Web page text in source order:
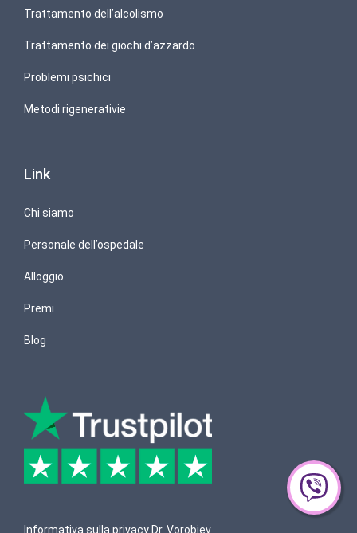
Trattamento dell’alcolismo
Trattamento dei giochi d’azzardo
Problemi psichici
Metodi rigenerativie
Link
Chi siamo
Personale dell’ospedale
Alloggio
Premi
Blog
Informativa sulla privacy Dr. Vorobjev